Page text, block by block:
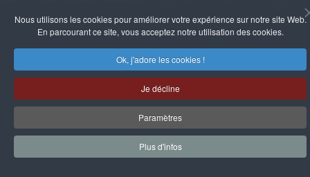
Nous utilisons les cookies pour améliorer votre expérience sur notre site Web.
En parcourant ce site, vous acceptez notre utilisation des cookies.
Ok, j'adore les cookies !
Je décline
Paramètres
Plus d'infos
Identifiant*
Mot de passe*